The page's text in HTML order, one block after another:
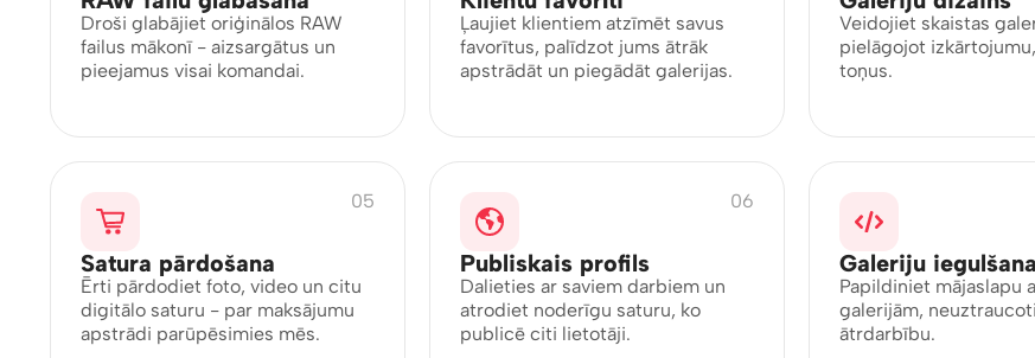
Droši glabājiet oriģinālos RAW
failus mākonī - aizsargātus un
pieejamus visai komandai.
Ļaujiet klientiem atzīmēt savus
favorītus, palīdzot jums ātrāk
apstrādāt un piegādāt galerijas.
Veidojiet skaistas
pielāgojot
toņus.
Satura pārdošana
Ērti pārdodiet foto, video un citu
digitālo saturu - par maksājumu
apstrādi parūpēsimies mēs.
05
Publiskais profils
Dalieties ar saviem darbiem un
atrodiet noderīgu saturu, ko
publicē citi lietotāji.
06
Galeriju iegulšana
Papildiniet mājaslapu
galerijām,
ātrdarbību.